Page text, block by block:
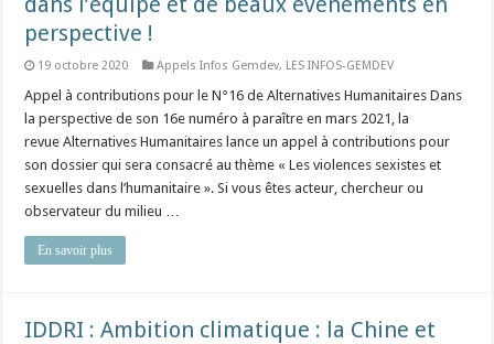
perspective !
19 octobre 2020 Appels Infos Gemdev, LES INFOS-GEMDEV
Appel à contributions pour le N°16 de Alternatives Humanitaires Dans
la perspective de son 16e numéro à paraître en mars 2021, la
revue Alternatives Humanitaires lance un appel à contributions pour
son dossier qui sera consacré au thème « Les violences sexistes et
sexuelles dans l’humanitaire ». Si vous êtes acteur, chercheur ou
observateur du milieu …
En savoir plus
IDDRI : Ambition climatique : la Chine et